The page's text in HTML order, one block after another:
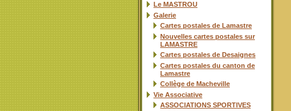
Le MASTROU
Galerie
Cartes postales de Lamastre
Nouvelles cartes postales sur
LAMASTRE
Cartes postales de Desaignes
Cartes postales du canton de
Lamastre
Collège de Macheville
Vie Associative
ASSOCIATIONS SPORTIVES